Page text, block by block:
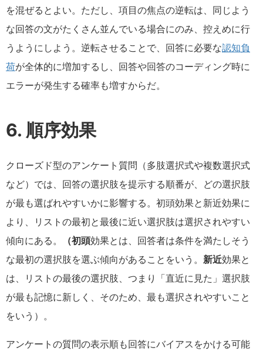
を混ぜるとよい。ただし、項目の焦点の逆転は、同じよう
な回答の文がたくさん並んでいる場合にのみ、控えめに行
うようにしよう。逆転させることで、回答に必要な認知負
荷が全体的に増加するし、回答や回答のコーディング時に
エラーが発生する確率も増すからだ。
6. 順序効果
クローズド型のアンケート質問（多肢選択式や複数選択式
など）では、回答の選択肢を提示する順番が、どの選択肢
が最も選ばれやすいかに影響する。初頭効果と新近効果に
より、リストの最初と最後に近い選択肢は選択されやすい
傾向にある。
（初頭効果とは、回答者は条件を満たしそう
な最初の選択肢を選ぶ傾向があることをいう。 新近効果と
は、リストの最後の選択肢、つまり「直近に見た」選択肢
が最も記憶に新しく、そのため、最も選択されやすいこと
をいう）。
アンケートの質問の表示順も回答にバイアスをかける可能